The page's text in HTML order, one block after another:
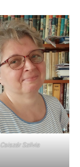
Csiszár Szilvia